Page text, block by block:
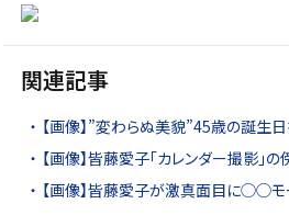
関連記事
【画像】”変わらぬ美貌”45歳の誕生
【画像】皆藤愛子「カレンダー撮影」
【画像】皆藤愛子が激真面目に◯◯モー